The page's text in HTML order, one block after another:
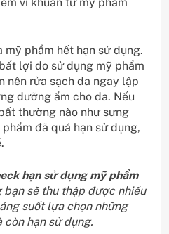
mỹ phẩm hết hạn sử dụng.
lợi do sử dụng mỹ phẩm
nên rửa sạch da ngay lập
dưỡng ẩm cho da. Nếu
thường nào như sưng
đã quá hạn sử dụng,
hạn sử dụng mỹ phẩm
bạn sẽ thu thập được nhiều
suốt lựa chọn những
còn hạn sử dụng.